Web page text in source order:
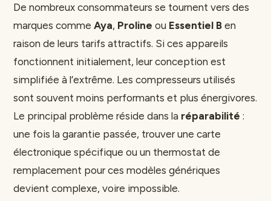
De nombreux consommateurs se tournent vers des
marques comme Aya, Proline ou Essentiel B en
raison de leurs tarifs attractifs. Si ces appareils
fonctionnent initialement, leur conception est
simplifiée à l’extrême. Les compresseurs utilisés
sont souvent moins performants et plus énergivores.
Le principal problème réside dans la réparabilité :
une fois la garantie passée, trouver une carte
électronique spécifique ou un thermostat de
remplacement pour ces modèles génériques
devient complexe, voire impossible.